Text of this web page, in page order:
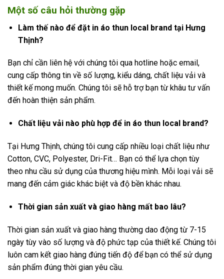
Một số câu hỏi thường gặp
Làm thế nào để đặt in áo thun local brand tại Hưng
Thịnh?
Bạn chỉ cần liên hệ với chúng tôi qua hotline hoặc email,
cung cấp thông tin về số lượng, kiểu dáng, chất liệu vải và
thiết kế mong muốn. Chúng tôi sẽ hỗ trợ bạn từ khâu tư vấn
đến hoàn thiện sản phẩm.
Chất liệu vải nào phù hợp để in áo thun local brand?
Tại Hưng Thịnh, chúng tôi cung cấp nhiều loại chất liệu như
Cotton, CVC, Polyester, Dri-Fit… Bạn có thể lựa chọn tùy
theo nhu cầu sử dụng của thương hiệu mình. Mỗi loại vải sẽ
mang đến cảm giác khác biệt và độ bền khác nhau.
Thời gian sản xuất và giao hàng mất bao lâu?
Thời gian sản xuất và giao hàng thường dao động từ 7-15
ngày tùy vào số lượng và độ phức tạp của thiết kế. Chúng tôi
luôn cam kết giao hàng đúng tiến độ để bạn có thể sử dụng
sản phẩm đúng thời gian yêu cầu.